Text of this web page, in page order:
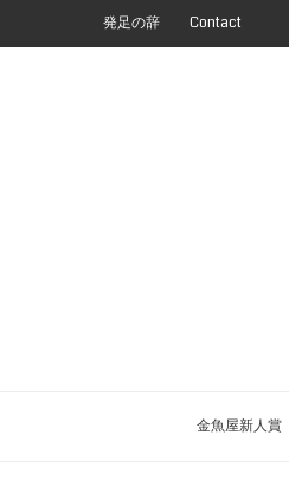
発足の辞 Contact
金魚屋新人賞